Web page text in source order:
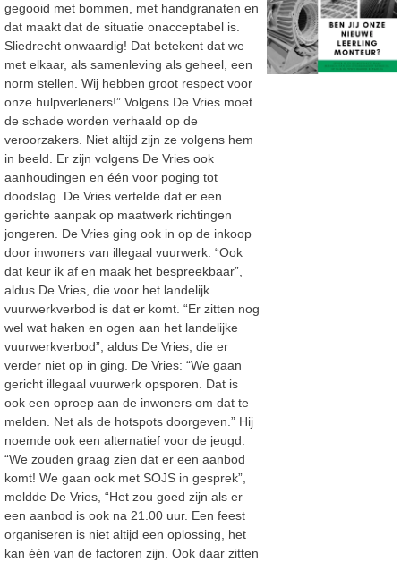
gegooid met bommen, met handgranaten en
dat maakt dat de situatie onacceptabel is.
Sliedrecht onwaardig! Dat betekent dat we
met elkaar, als samenleving als geheel, een
norm stellen. Wij hebben groot respect voor
onze hulpverleners!” Volgens De Vries moet
de schade worden verhaald op de
veroorzakers. Niet altijd zijn ze volgens hem
in beeld. Er zijn volgens De Vries ook
aanhoudingen en één voor poging tot
doodslag. De Vries vertelde dat er een
gerichte aanpak op maatwerk richtingen
jongeren. De Vries ging ook in op de inkoop
door inwoners van illegaal vuurwerk. “Ook
dat keur ik af en maak het bespreekbaar”,
aldus De Vries, die voor het landelijk
vuurwerkverbod is dat er komt. “Er zitten nog
wel wat haken en ogen aan het landelijke
vuurwerkverbod”, aldus De Vries, die er
verder niet op in ging. De Vries: “We gaan
gericht illegaal vuurwerk opsporen. Dat is
ook een oproep aan de inwoners om dat te
melden. Net als de hotspots doorgeven.” Hij
noemde ook een alternatief voor de jeugd.
“We zouden graag zien dat er een aanbod
komt! We gaan ook met SOJS in gesprek”,
meldde De Vries, “Het zou goed zijn als er
een aanbod is ook na 21.00 uur. Een feest
organiseren is niet altijd een oplossing, het
kan één van de factoren zijn. Ook daar zitten